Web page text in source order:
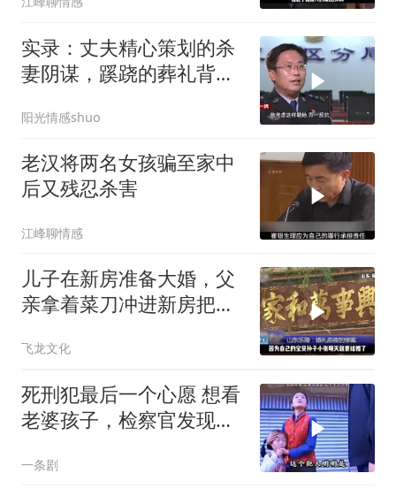
实录：丈夫精心策划的杀
妻阴谋，蹊跷的葬礼背
阳光情感shuo
老汉将两名女孩骗至家中
后又残忍杀害
江峰聊情感
儿子在新房准备大婚，父
亲拿着菜刀冲进新房把儿
飞龙文化
死刑犯最后一个心愿 想看
老婆孩子，检察官发现了
一条剧